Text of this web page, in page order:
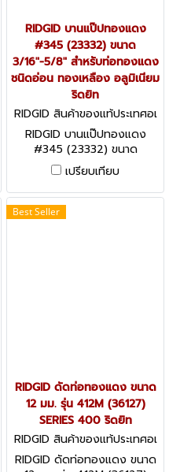
RIDGID บานแป๊ปทองแดง
#345 (23332) ขนาด
3/16"-5/8" สำหรับท่อทองแดง
ชนิดอ่อน ทองเหลือง อลูมิเนียม
ริดยิท
RIDGID สินค้าของแท้ประเทศอเ
มริกา 23332
RIDGID บานแป๊ปทองแดง
#345 (23332) ขนาด
3/16"-5/8" สำหรับท่อทองแดง
ชนิดอ่อน ทองเหลือง อลูมิเนียม
ริดยิท
เปรียบเทียบ
Best Seller
RIDGID ดัดท่อทองแดง ขนาด
12 มม. รุ่น 412M (36127)
SERIES 400 ริดยิท
RIDGID สินค้าของแท้ประเทศอเ
มริกา 36127
RIDGID ดัดท่อทองแดง ขนาด